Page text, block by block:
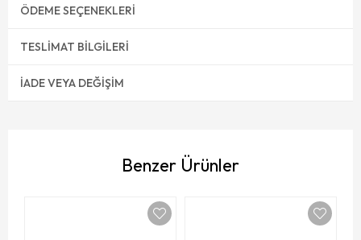
ÖDEME SEÇENEKLERI
TESLIMAT BILGILERI
İADE VEYA DEĞIŞIM
Benzer Ürünler